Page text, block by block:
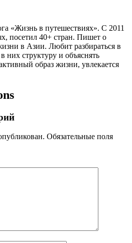
«Жизнь в путешествиях». С 2011
посетил 40+ стран. Пишет о
в Азии. Любит разбираться в
них структуру и объяснять
образ жизни, увлекается
Обязательные поля